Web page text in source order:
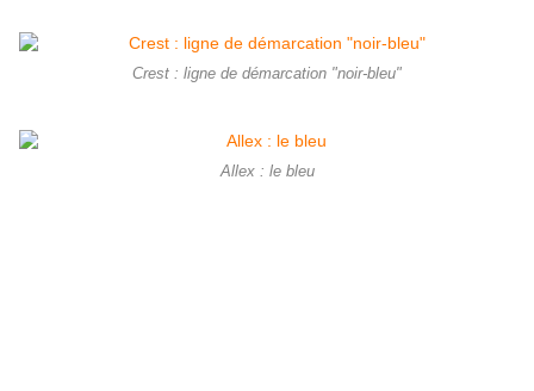
Crest : ligne de démarcation "noir-bleu"
Allex : le bleu